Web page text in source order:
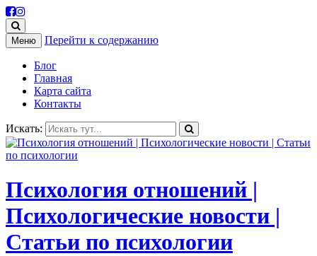
Меню Перейти к содержанию
Блог
Главная
Карта сайта
Контакты
Искать:
Психология отношений |
Психологические новости |
Статьи по психологии